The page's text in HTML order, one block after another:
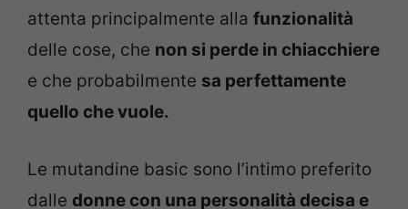
attenta principalmente alla funzionalità
delle cose, che non si perde in chiacchiere
e che probabilmente sa perfettamente
quello che vuole.
Le mutandine basic sono l’intimo preferito
dalle donne con una personalità decisa e